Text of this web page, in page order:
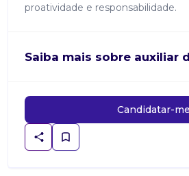
proatividade e responsabilidade.
Saiba mais sobre auxiliar
Candidatar-me